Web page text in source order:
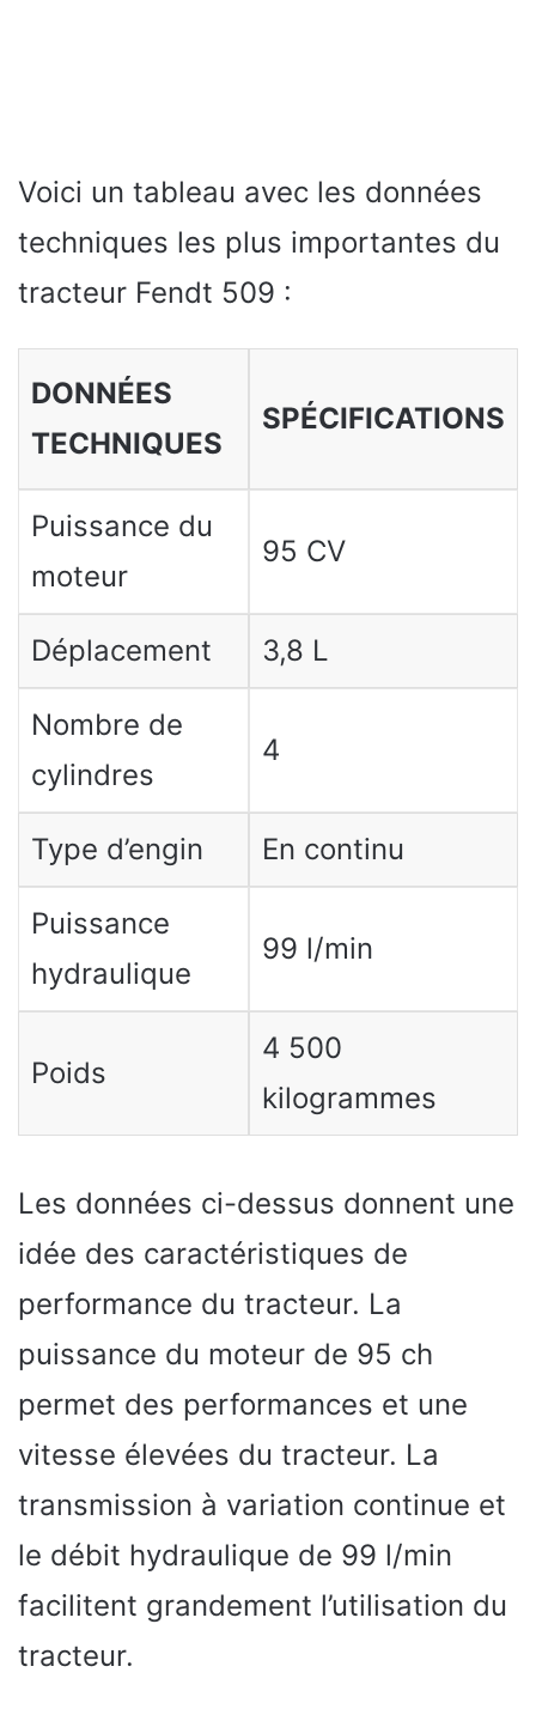
Voici un tableau avec les données
techniques les plus importantes du
tracteur Fendt 509 :
DONNÉES
TECHNIQUES
SPÉCIFICATIONS
Puissance du
moteur
95 CV
Déplacement 3,8 L
Nombre de
cylindres
4
Type d’engin En continu
Puissance
hydraulique
99 l/min
Poids
4 500
kilogrammes
Les données ci-dessus donnent une
idée des caractéristiques de
performance du tracteur. La
puissance du moteur de 95 ch
permet des performances et une
vitesse élevées du tracteur. La
transmission à variation continue et
le débit hydraulique de 99 l/min
facilitent grandement l’utilisation du
tracteur.